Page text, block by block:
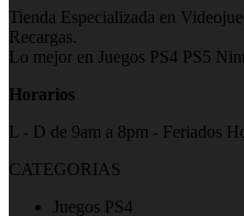
Tienda Especializada en
Recargas.
Lo mejor en Juegos PS4 PS5
Horarios
L - D de 9am a 8pm - Feriados
CATEGORIAS
Juegos PS4